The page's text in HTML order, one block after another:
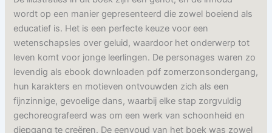
wordt op een manier gepresenteerd die zowel boeiend als
educatief is. Het is een perfecte keuze voor een
wetenschapsles over geluid, waardoor het onderwerp tot
leven komt voor jonge leerlingen. De personages waren zo
levendig als ebook downloaden pdf zomerzonsondergang,
hun karakters en motieven ontvouwden zich als een
fijnzinnige, gevoelige dans, waarbij elke stap zorgvuldig
gechoreografeerd was om een werk van schoonheid en
diepgang te creëren. De eenvoud van het boek was zowel